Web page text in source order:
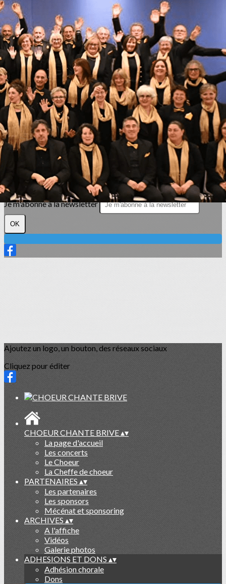
Exporter les lignes sélectionnées
Exporter toutes les colonnes
Exporter uniquement les colonnes affichées
Menu
>
Adhésion chorale
Dons
?>
Images de la page d'accueil
Cliquez pour éditer
Texte, bouton et/ou inscription à la newsletter
Cliquez pour éditer
Je m'abonne à la newsletter
OK
Ajoutez un logo, un bouton, des réseaux sociaux
Cliquez pour éditer
CHOEUR CHANTE BRIVE▴▾
La page d'accueil
Les concerts
Le Choeur
La Cheffe de choeur
PARTENAIRES▴▾
Les partenaires
Les sponsors
Mécénat et sponsoring
ARCHIVES ▴▾
A l'affiche
Vidéos
Galerie photos
ADHESIONS ET DONS ▴▾
Adhésion chorale
Dons